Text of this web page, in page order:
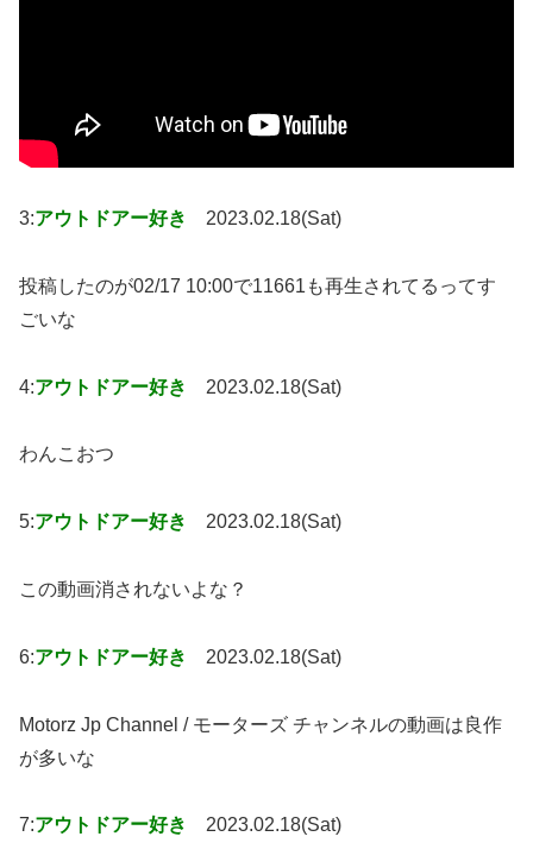
3:アウトドアー好き 2023.02.18(Sat)
投稿したのが02/17 10:00で11661も再生されてるってす
ごいな
4:アウトドアー好き 2023.02.18(Sat)
わんこおつ
5:アウトドアー好き 2023.02.18(Sat)
この動画消されないよな？
6:アウトドアー好き 2023.02.18(Sat)
Motorz Jp Channel / モーターズ チャンネルの動画は良作
が多いな
7:アウトドアー好き 2023.02.18(Sat)